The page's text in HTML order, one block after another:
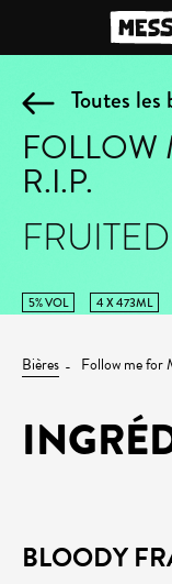
Toutes les
FOLLOW
R.I.P.
5% VOL 4 X 473ML
Bières Follow me for
BLOODY